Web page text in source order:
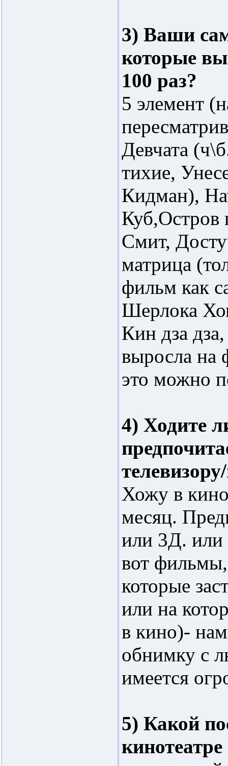
3) Ваши
которые
100 раз?
5 элемент
Девчата
тихие,
Кидман),
Куб,Остров
Смит,
матрица
фильм как
Шерлока
Кин дза
выросла на
это можно
4) Ходите
Хожу в
месяц.
или 3Д. или
вот
которые
или на
в кино)-
обнимку с
имеется
5) Какой